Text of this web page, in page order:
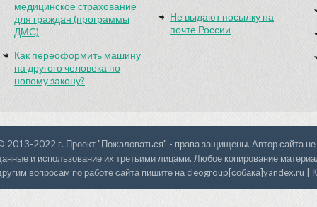
медицинское страхование
для граждан (программы
ДМС)
Как переоформить машину
на другого человека по
новому закону?
Не выдают посылку на
почте России
2013-2022 г. Проект "Пожаловаться" - права защищены. Автор сайта не
и использование их третьими лицами. Любое копирование
вопросам по работе сайта пишите на cleogroup[собака]yandex.ru |